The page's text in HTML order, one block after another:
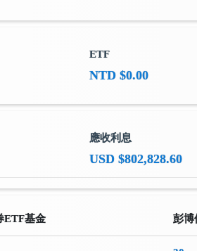
ETF
NTD $0.00
應收利息
USD $802,828.60
ETF基金 彭博